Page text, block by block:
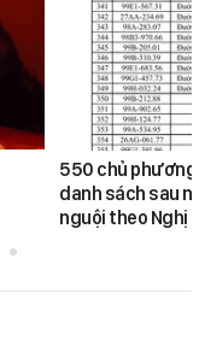
550 chủ
danh sách sau
nguội theo Nghị